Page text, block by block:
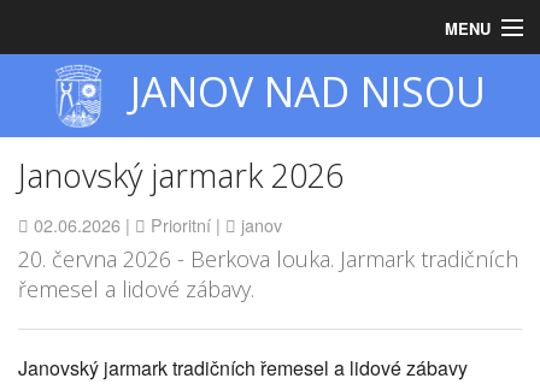
MENU
Obecní úřad
Zastupitelstvo
Obec
Turistika
JANOV NAD NISOU
Janovský jarmark 2026
02.06.2026 | Prioritní | janov
20. června 2026 - Berkova louka. Jarmark tradičních
řemesel a lidové zábavy.
Janovský jarmark tradičních řemesel a lidové zábavy